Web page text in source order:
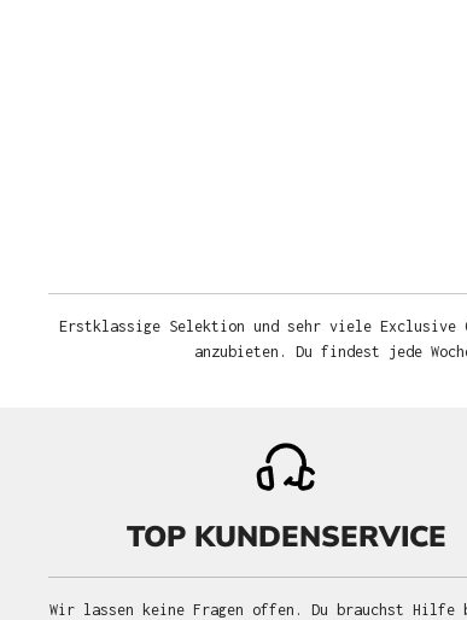
Erstklassige Selektion und sehr viele Exclusive
anzubieten. Du findest jede
TOP KUNDENSERVICE
Wir lassen keine Fragen offen. Du brauchst Hilfe